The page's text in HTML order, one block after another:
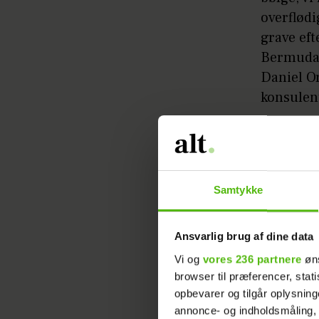
Samtykke
Ansvarlig brug af dine data
Vi og vores 236 partnere
browser til præferencer,
opbevarer og tilgår
annonce- og
grave
Daniel
den nye
lever i
betyder
Forbrug
Det